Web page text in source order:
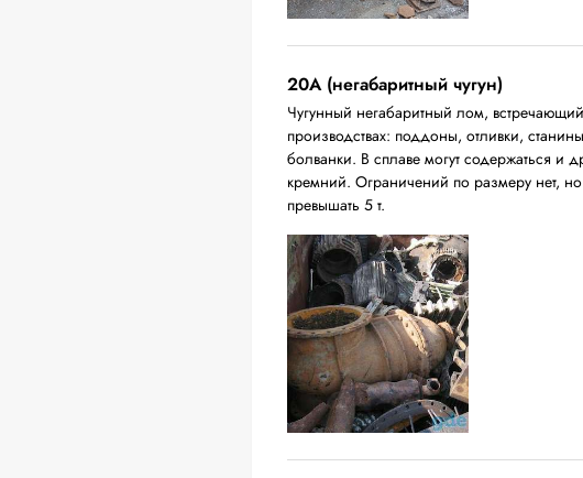
20A (негабаритный чугун)
Чугунный негабаритный лом,
производствах: поддоны, отливки,
болванки. В сплаве могут содержаться и
кремний. Ограничений по размеру нет,
превышать 5 т.